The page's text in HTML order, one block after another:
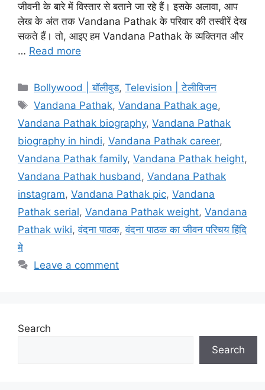
जीवनी के बारे में विस्तार से बताने जा रहे हैं। इसके अलावा, आप
लेख के अंत तक Vandana Pathak के परिवार की तस्वीरें देख
सकते हैं। तो, आइए हम Vandana Pathak के व्यक्तिगत और
… Read more
Categories
Bollywood | बॉलीवुड,Television | टेलीविजन
Tags
Vandana Pathak,Vandana Pathak age,
Vandana Pathak biography, Vandana Pathak
biography in hindi, Vandana Pathak career,
Vandana Pathak family, Vandana Pathak height,
Vandana Pathak husband, Vandana Pathak
instagram, Vandana Pathak pic, Vandana
Pathak serial, Vandana Pathak weight, Vandana
Pathak wiki,वंदना पाठक,वंदना पाठक का जीवन परिचय हिंदि
मे
Leave a comment
Search
Search